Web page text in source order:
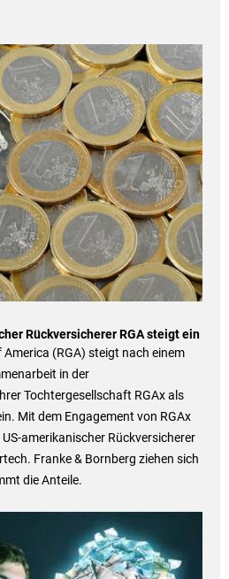
Rückversicherer RGA steigt ein
America (RGA) steigt nach einem
in der
Tochtergesellschaft RGAx als
Mit dem Engagement von RGAx
amerikanischer Rückversicherer
Franke & Bornberg ziehen sich
die Anteile.